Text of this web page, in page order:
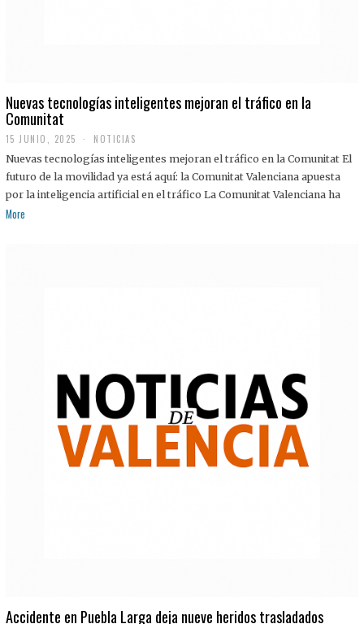
Nuevas tecnologías inteligentes mejoran el tráfico en la
Comunitat
15 JUNIO, 2025 NOTICIAS
Nuevas tecnologías inteligentes mejoran el tráfico en la Comunitat El
futuro de la movilidad ya está aquí: la Comunitat Valenciana apuesta
por la inteligencia artificial en el tráfico La Comunitat Valenciana ha
More
Accidente en Puebla Larga deja nueve heridos trasladados